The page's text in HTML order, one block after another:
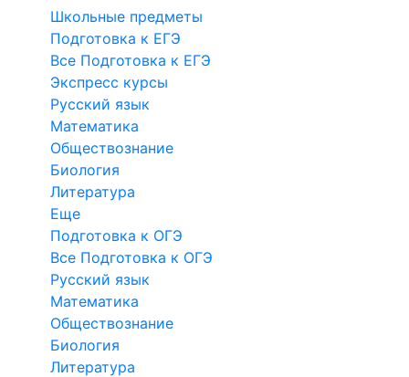
Школьные предметы
Подготовка к ЕГЭ
Все Подготовка к ЕГЭ
Экспресс курсы
Русский язык
Математика
Обществознание
Биология
Литература
Еще
Подготовка к ОГЭ
Все Подготовка к ОГЭ
Русский язык
Математика
Обществознание
Биология
Литература